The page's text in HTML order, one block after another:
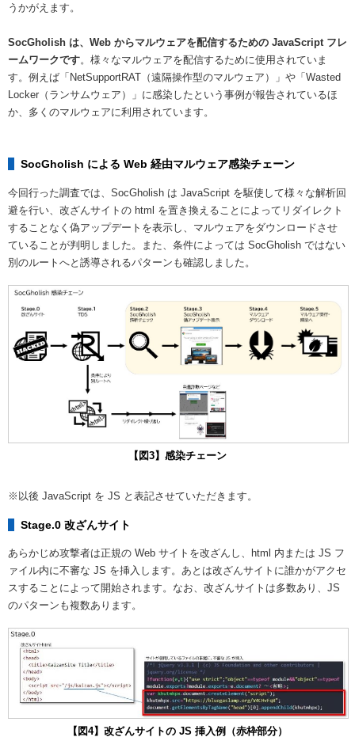
うかがえます。
SocGholish は、Web からマルウェアを配信するための JavaScript フレ
ームワークです。様々なマルウェアを配信するために使用されていま
す。例えば「NetSupportRAT（遠隔操作型のマルウェア）」や「Wasted
Locker（ランサムウェア）」に感染したという事例が報告されているほ
か、多くのマルウェアに利用されています。
SocGholish による Web 経由マルウェア感染チェーン
今回行った調査では、SocGholish は JavaScript を駆使して様々な解析回
避を行い、改ざんサイトの html を置き換えることによってリダイレクト
することなく偽アップデートを表示し、マルウェアをダウンロードさせ
ていることが判明しました。また、条件によっては SocGholish ではない
別のルートへと誘導されるパターンも確認しました。
【図3】感染チェーン
※以後 JavaScript を JS と表記させていただきます。
Stage.0 改ざんサイト
あらかじめ攻撃者は正規の Web サイトを改ざんし、html 内または JS フ
ァイル内に不審な JS を挿入します。あとは改ざんサイトに誰かがアクセ
スすることによって開始されます。なお、改ざんサイトは多数あり、JS
のパターンも複数あります。
【図4】改ざんサイトの JS 挿入例（赤枠部分）